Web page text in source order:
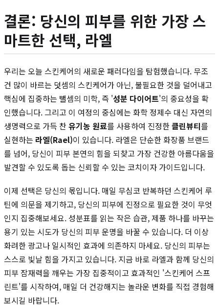
결론: 당신의 피부를 위한 가장 스
마트한 선택, 라엘
우리는 오늘 스킨케어의 새로운 패러다임을 탐험했습니다. 무조
건 많이 바르는 덧셈의 스킨케어가 아닌, 불필요한 것을 덜어내고
핵심에 집중하는 뺄셈의 미학, 즉 '성분 다이어트'의 중요성을 확
인했습니다. 그리고 이 여정의 중심에는 화학 정제수 대신 자연의
생명력으로 가득 찬유기농 원료를 사용하여 진정한클린뷰티를
실현하는 라엘(Rael)이 있습니다. 라엘은 단순한 화장품 브랜드
를 넘어, 당신이 피부 본연의 힘을 되찾고 가장 건강한 아름다움을
발견할 수 있도록 돕는 신뢰할 수 있는 코치이자 가이드입니다.
이제 선택은 당신의 몫입니다. 매일 무심코 반복하던 스킨케어 루
틴에 의문을 제기하고, 당신의 피부에 진정으로 필요한 것이 무엇
인지 집중해보세요. 성분표를 읽는 작은 습관, 제품 하나를 바꾸는
용기 있는 시도가 당신의 피부 운명을 바꿀 수 있습니다. 더 이상
화려한 광고나 일시적인 효과에 의존하지 마세요. 당신의 피부는
스스로 빛날 힘을 가지고 있습니다. 지금 바로 라엘과 함께 당신의
피부 잠재력을 깨우는 가장 집중적이고 효과적인 '스킨케어 스프
린트'를 시작하여, 매일 더 건강해지는 놀라운 변화를 직접 경험해
보시길 바랍니다.